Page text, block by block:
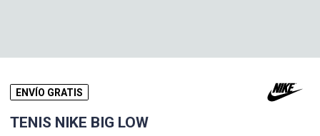
ENVÍO GRATIS
TENIS NIKE BIG LOW